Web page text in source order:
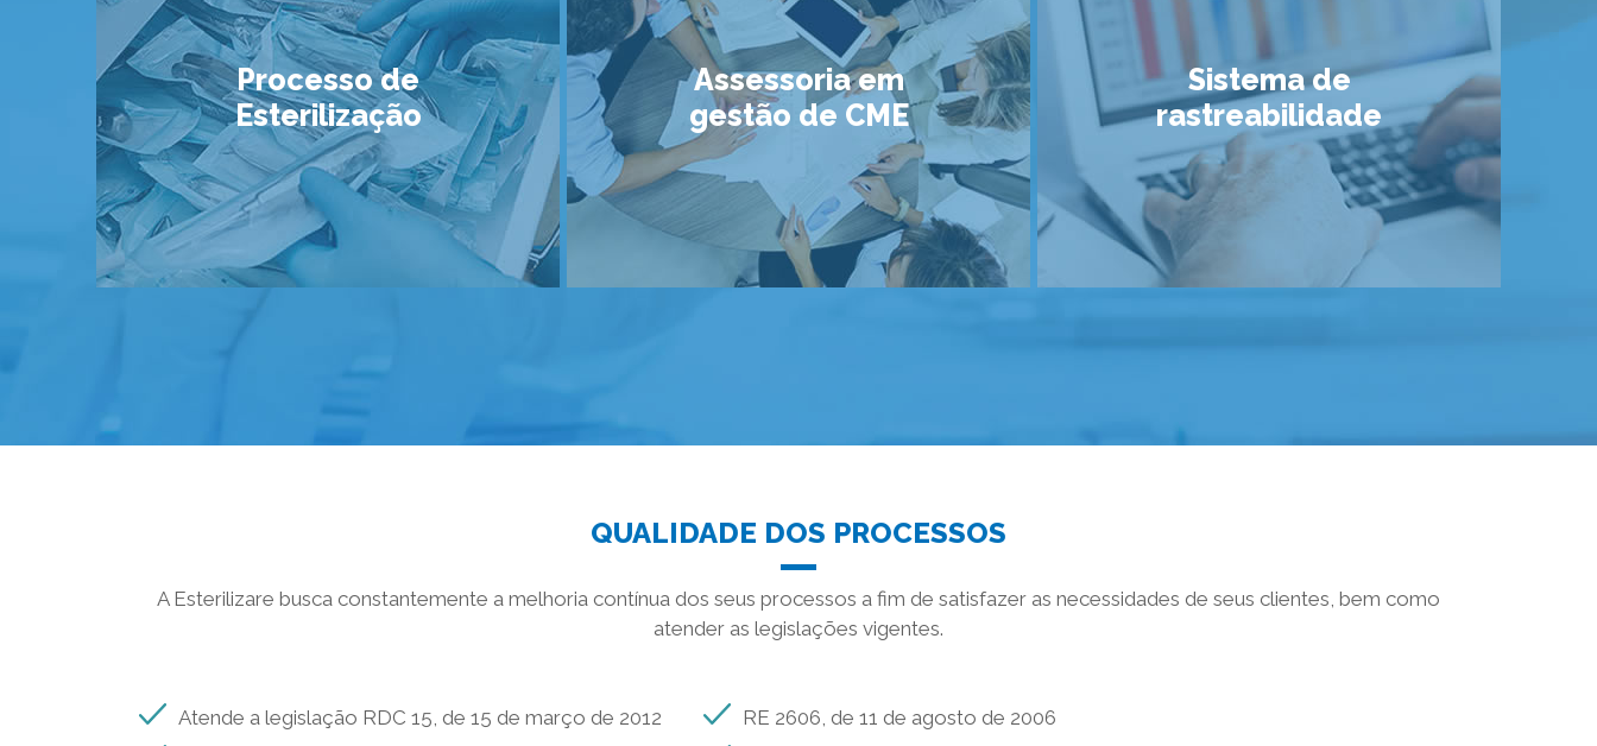
Processo de
Esterilização
Assessoria em
gestão de CME
Sistema de
rastreabilidade
QUALIDADE DOS PROCESSOS
A Esterilizare busca constantemente a melhoria contínua dos seus processos a fim de satisfazer as necessidades de seus clientes, bem como
atender as legislações vigentes.
Atende a legislação RDC 15, de 15 de março de 2012
RE 2606, de 11 de agosto de 2006